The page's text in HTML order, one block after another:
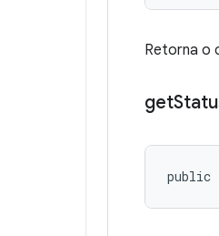
Retorna o
get
public